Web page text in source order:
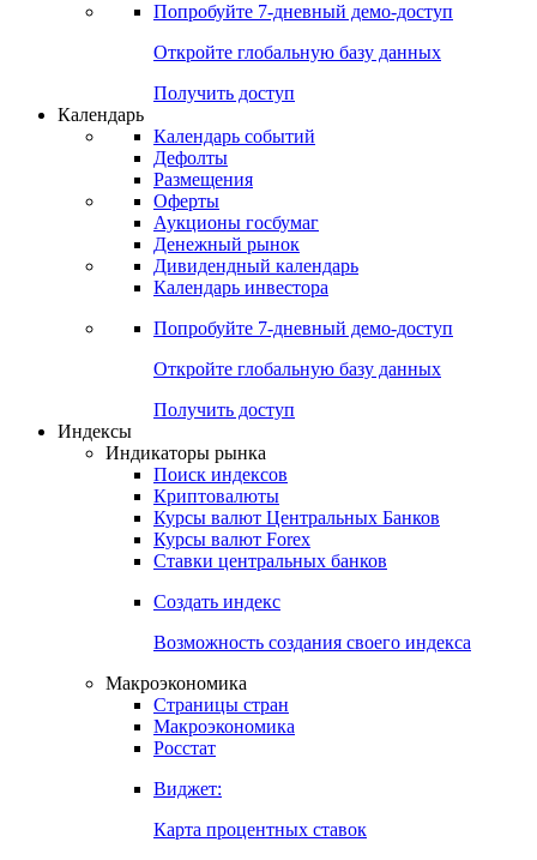
Попробуйте 7-дневный демо-доступ
Откройте глобальную базу данных
Получить доступ
Календарь
Календарь событий
Дефолты
Размещения
Оферты
Аукционы госбумаг
Денежный рынок
Дивидендный календарь
Календарь инвестора
Попробуйте 7-дневный демо-доступ
Откройте глобальную базу данных
Получить доступ
Индексы
Индикаторы рынка
Поиск индексов
Криптовалюты
Курсы валют Центральных Банков
Курсы валют Forex
Ставки центральных банков
Создать индекс
Возможность создания своего индекса
Макроэкономика
Страницы стран
Макроэкономика
Росстат
Виджет:
Карта процентных ставок